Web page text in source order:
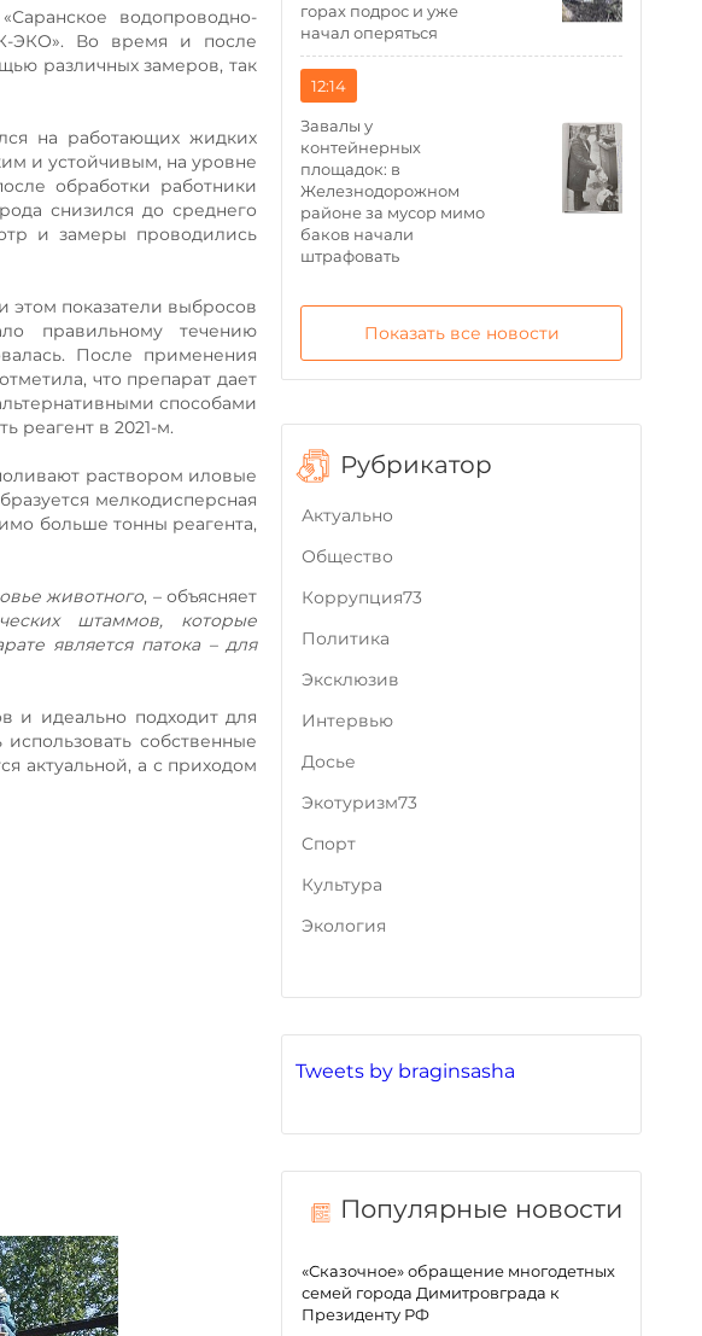
водопроводно-
ЭКО». Во время и после
различных замеров, так
на работающих жидких
и устойчивым, на уровне
обработки работники
снизился до среднего
и замеры проводились
этом показатели выбросов
правильному течению
После применения
что препарат дает
способами
реагент в 2021-м.
раствором иловые
мелкодисперсная
больше тонны реагента,
животного, – объясняет
штаммов, которые
является патока – для
и идеально подходит для
собственные
актуальной, а с приходом
Tweets by braginsasha
Популярные новости
«Сказочное» обращение многодетных
семей города Димитровграда к
Президенту РФ
горах подрос и уже
начал оперяться
12:14
Завалы у
контейнерных
площадок: в
Железнодорожном
районе за мусор мимо
баков начали
штрафовать
Показать все новости
Рубрикатор
Актуально
Общество
Коррупция73
Политика
Эксклюзив
Интервью
Досье
Экотуризм73
Cпорт
Культура
Экология